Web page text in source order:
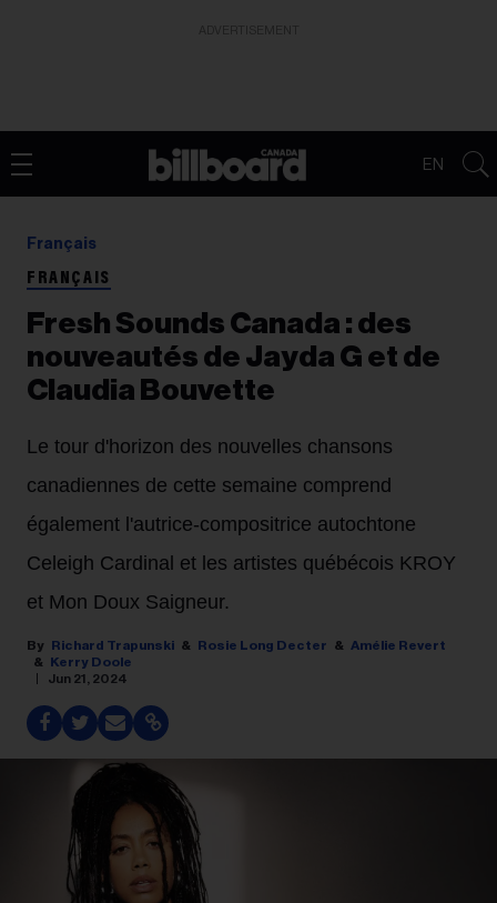
EN
Français
FRANÇAIS
Fresh Sounds Canada : des
nouveautés de Jayda G et de
Claudia Bouvette
Le tour d'horizon des nouvelles chansons
canadiennes de cette semaine comprend
également l'autrice-compositrice autochtone
Celeigh Cardinal et les artistes québécois KROY
et Mon Doux Saigneur.
Richard Trapunski Rosie Long Decter
Amélie Revert
Kerry Doole
Jun 21, 2024